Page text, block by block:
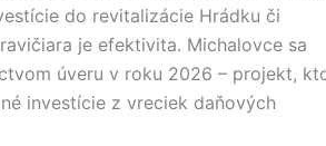
do revitalizácie Hrádku či
je efektivita. Michalovce sa
úveru v roku 2026 – projekt,
investície z vreciek daňových